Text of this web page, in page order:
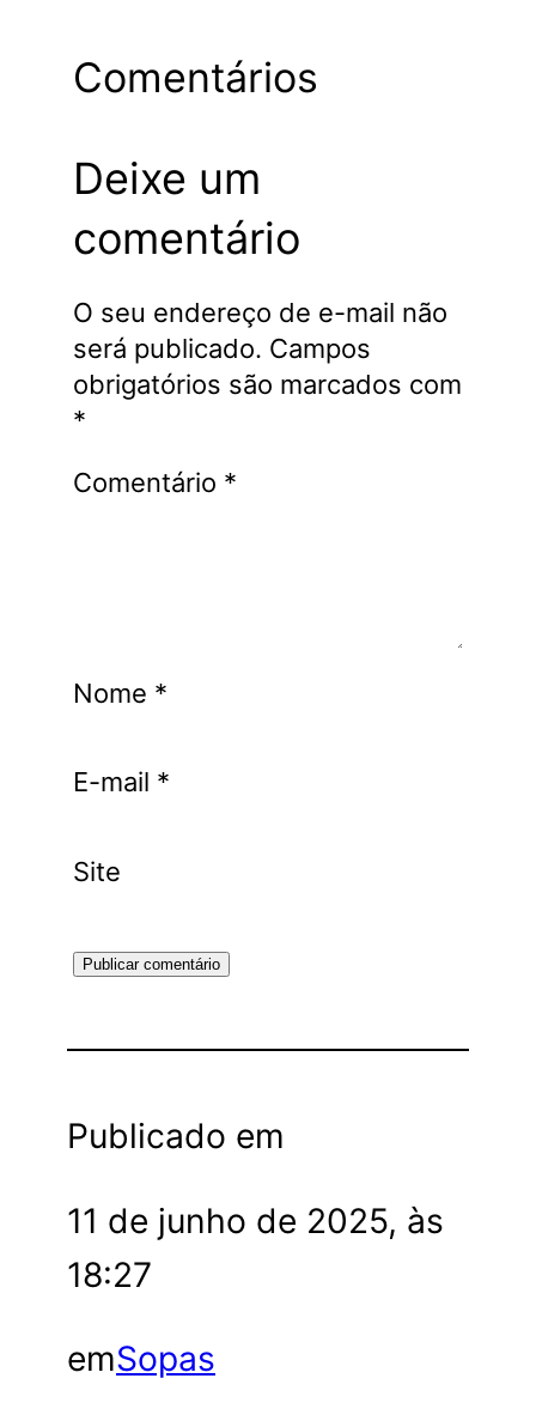
Comentários
Deixe um
comentário
O seu endereço de e-mail não
será publicado. Campos
obrigatórios são marcados com
*
Comentário *
Nome *
E-mail *
Site
Publicado em
11 de junho de 2025, às
18:27
emSopas